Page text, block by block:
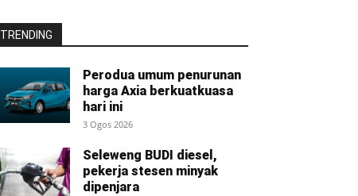
TRENDING
Perodua umum penurunan
harga Axia berkuatkuasa
hari ini
3 Ogos 2026
Seleweng BUDI diesel,
pekerja stesen minyak
dipenjara